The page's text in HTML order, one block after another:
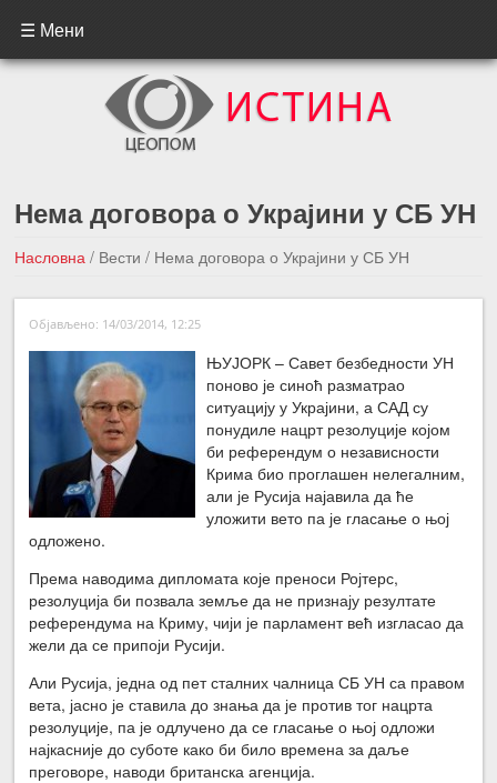
☰ Мени
Нема договора о Украјини у СБ УН
Насловна / Вести/ Нема договора о Украјини у СБ УН
←Претходна вест
Следећа вест →
Објављено: 14/03/2014, 12:25
ЊУЈОРК – Савет безбедности УН
поново је синоћ разматрао
ситуацију у Украјини, а САД су
понудиле нацрт резолуције којом
би референдум о независности
Крима био проглашен нелегалним,
али је Русија најавила да ће
уложити вето па је гласање о њој
одложено.
Према наводима дипломата које преноси Ројтерс,
резолуција би позвала земље да не признају резултате
референдума на Криму, чији је парламент већ изгласао да
жели да се припоји Русији.
Али Русија, једна од пет сталних чалница СБ УН са правом
вета, јасно је ставила до знања да је против тог нацрта
резолуције, па је одлучено да се гласање о њој одложи
најкасније до суботе како би било времена за даље
преговоре, наводи британска агенција.